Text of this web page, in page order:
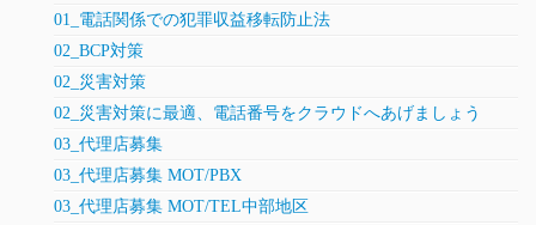
01_電話関係での犯罪収益移転防止法
02_BCP対策
02_災害対策
02_災害対策に最適、電話番号をクラウドへあげましょう
03_代理店募集
03_代理店募集 MOT/PBX
03_代理店募集 MOT/TEL中部地区